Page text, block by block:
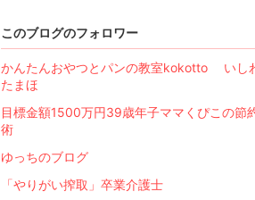
このブログのフォロワー
かんたんおやつとパンの教室kokotto いし
たまほ
目標金額1500万円39歳年子ママくぴこの節
術
ゆっちのブログ
「やりがい搾取」卒業介護士